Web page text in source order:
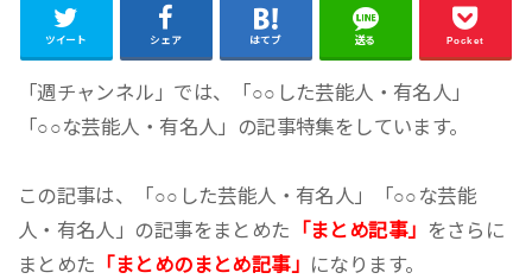
ツイート シェア はてブ 送る Pocket
「週チャンネル」では、「○○した芸能人・有名人」
「○○な芸能人・有名人」の記事特集をしています。
この記事は、「○○した芸能人・有名人」「○○な芸能
人・有名人」の記事をまとめた 「まとめ記事」
をさらに
まとめた 「まとめのまとめ記事」 になります。